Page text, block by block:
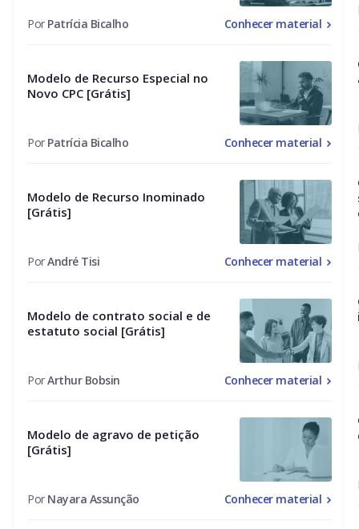
Por Patrícia Bicalho Conhecer material
Modelo de Recurso Especial no
Novo CPC [Grátis]
Por Patrícia Bicalho Conhecer material
Modelo de Recurso Inominado
[Grátis]
PorAndré Tisi Conhecer material
Modelo de contrato social e de
estatuto social [Grátis]
PorArthur Bobsin Conhecer material
Modelo de agravo de petição
[Grátis]
Por Nayara Assunção Conhecer material